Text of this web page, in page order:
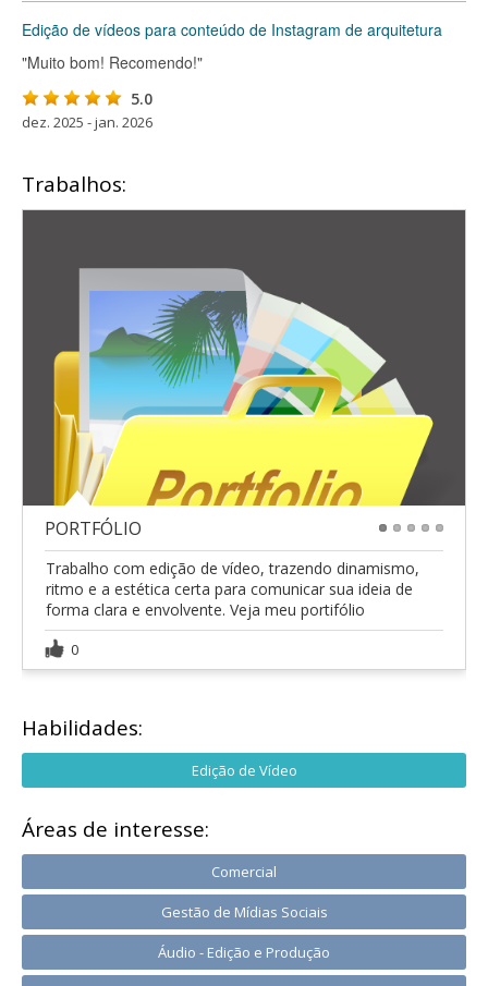
Edição de vídeos para conteúdo de Instagram de arquitetura
"Muito bom! Recomendo!"
5.0
dez. 2025 - jan. 2026
Trabalhos:
PORTFÓLIO
Trabalho com edição de vídeo, trazendo dinamismo,
ritmo e a estética certa para comunicar sua ideia de
forma clara e envolvente. Veja meu portifólio
0
Habilidades:
Edição de Vídeo
Áreas de interesse:
Comercial
Gestão de Mídias Sociais
Áudio - Edição e Produção